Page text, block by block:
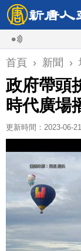
首頁 › 新聞 ›
政府帶頭
時代廣場
更新時間：2023-06-